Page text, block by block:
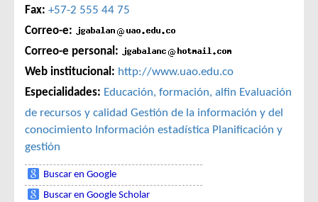
Fax: +57-2 555 44 75
Correo-e:
Correo-e personal:
Web institucional: http://www.uao.edu.co
Especialidades: Educación, formación, alfin Evaluación
de recursos y calidad Gestión de la información y del
conocimiento Información estadística Planificación y
gestión
Buscar en Google
Buscar en Google Scholar